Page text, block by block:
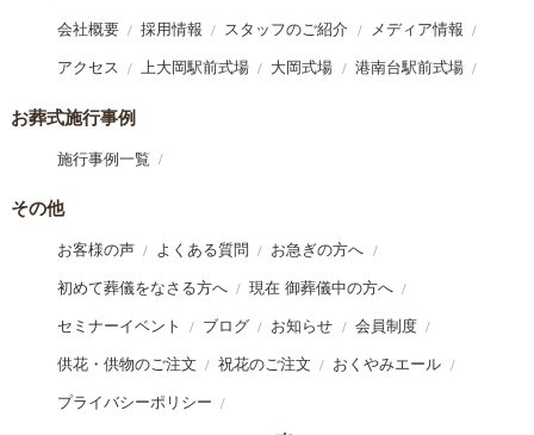
会社概要 採用情報 スタッフのご紹介 メディア情報
アクセス 上大岡駅前式場 大岡式場 港南台駅前式場
お葬式施行事例
施行事例一覧
その他
お客様の声 よくある質問 お急ぎの方へ
初めて葬儀をなさる方へ 現在 御葬儀中の方へ
セミナーイベント ブログ お知らせ 会員制度
供花・供物のご注文 祝花のご注文 おくやみエール
プライバシーポリシー